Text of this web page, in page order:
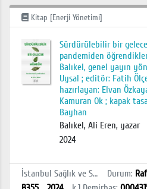
Kitap [Enerji Yönetimi]
Sürdürülebilir bir
pandemiden
Balıkel, genel yayın
Uysal ; editör: Fatih
hazırlayan: Elvan
Kamuran Ok ; kapak
Bayhan
Balıkel, Ali Eren, yazar
2024
İstanbul Sağlık ve Sosyal Bilimler MYO Kütüphanesi Durum: